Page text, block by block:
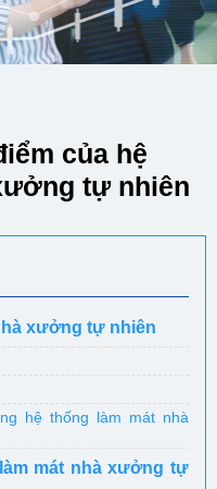
của hệ
tự nhiên
xưởng tự nhiên
hệ thống làm mát nhà
mát nhà xưởng tự